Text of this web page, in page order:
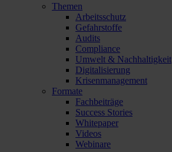
Themen
Arbeitsschutz
Gefahrstoffe
Audits
Compliance
Umwelt & Nachhaltigkeit
Digitalisierung
Krisenmanagement
Formate
Fachbeiträge
Success Stories
Whitepaper
Videos
Webinare